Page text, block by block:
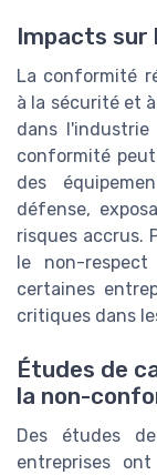
Impacts sur
La conformité
à la sécurité et
dans
conformité
des
défense,
risques accrus.
le non-
certaines
critiques dans
Études de
la non-
Des études
entreprises